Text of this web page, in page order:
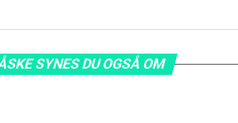
SYNES DU OGSÅ OM